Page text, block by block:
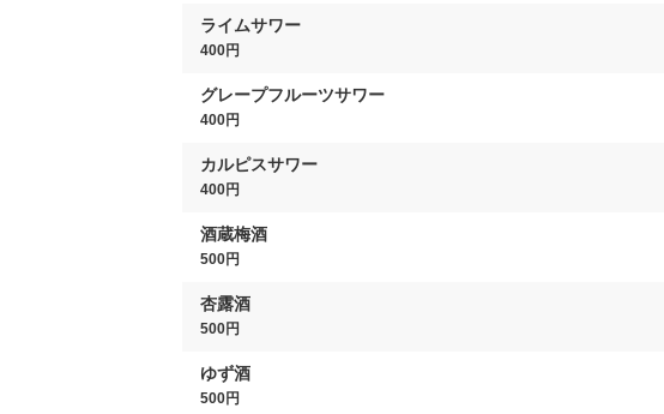
ライムサワー
400円
グレープフルーツサワー
400円
カルピスサワー
400円
酒蔵梅酒
500円
杏露酒
500円
ゆず酒
500円